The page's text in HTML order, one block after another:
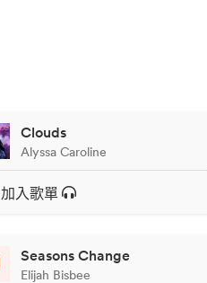
Clouds
Alyssa Caroline
加入歌單
Seasons Change
Elijah Bisbee